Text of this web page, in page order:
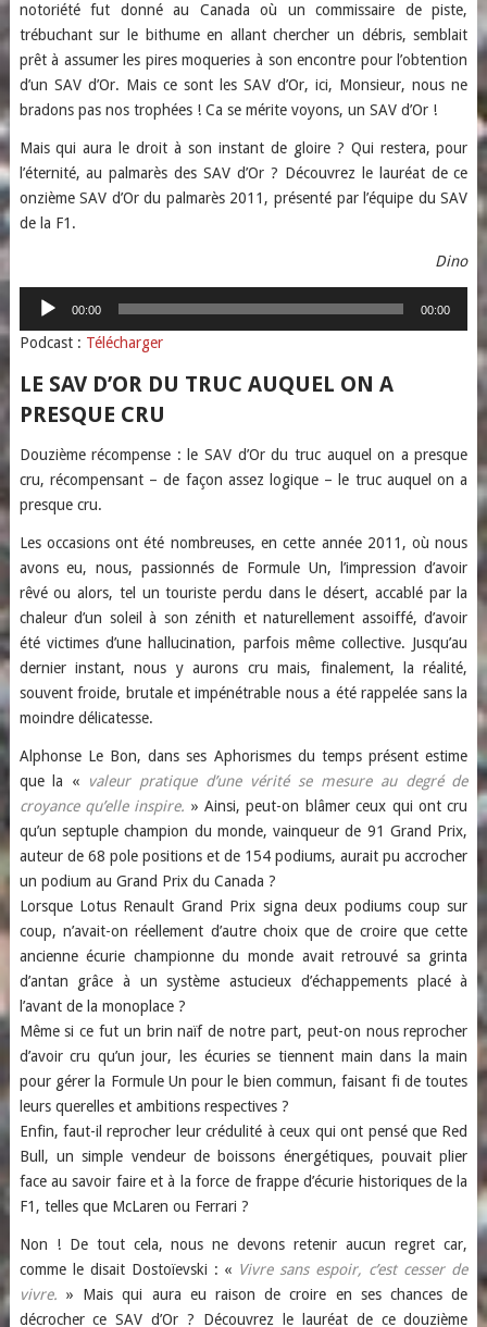
notoriété fut donné au Canada où un commissaire de piste,
trébuchant sur le bithume en allant chercher un débris, semblait
prêt à assumer les pires moqueries à son encontre pour l’obtention
d’un SAV d’Or. Mais ce sont les SAV d’Or, ici, Monsieur, nous ne
bradons pas nos trophées ! Ca se mérite voyons, un SAV d’Or !
Mais qui aura le droit à son instant de gloire ? Qui restera, pour
l’éternité, au palmarès des SAV d’Or ? Découvrez le lauréat de ce
onzième SAV d’Or du palmarès 2011, présenté par l’équipe du SAV
de la F1.
Dino
Lecteur
00:00 00:00
Podcast : Télécharger
LE SAV D’OR DU TRUC AUQUEL ON A
PRESQUE CRU
Douzième récompense : le SAV d’Or du truc auquel on a presque
cru, récompensant – de façon assez logique – le truc auquel on a
presque cru.
Les occasions ont été nombreuses, en cette année 2011, où nous
avons eu, nous, passionnés de Formule Un, l’impression d’avoir
rêvé ou alors, tel un touriste perdu dans le désert, accablé par la
chaleur d’un soleil à son zénith et naturellement assoiffé, d’avoir
été victimes d’une hallucination, parfois même collective. Jusqu’au
dernier instant, nous y aurons cru mais, finalement, la réalité,
souvent froide, brutale et impénétrable nous a été rappelée sans la
moindre délicatesse.
Alphonse Le Bon, dans ses Aphorismes du temps présent estime
que la «
valeur pratique d’une vérité se mesure au degré de
croyance qu’elle inspire. » Ainsi, peut-on blâmer ceux qui ont cru
qu’un septuple champion du monde, vainqueur de 91 Grand Prix,
auteur de 68 pole positions et de 154 podiums, aurait pu accrocher
un podium au Grand Prix du Canada ?
Lorsque Lotus Renault Grand Prix signa deux podiums coup sur
coup, n’avait-on réellement d’autre choix que de croire que cette
ancienne écurie championne du monde avait retrouvé sa grinta
d’antan grâce à un système astucieux d’échappements placé à
l’avant de la monoplace ?
Même si ce fut un brin naïf de notre part, peut-on nous reprocher
d’avoir cru qu’un jour, les écuries se tiennent main dans la main
pour gérer la Formule Un pour le bien commun, faisant fi de toutes
leurs querelles et ambitions respectives ?
Enfin, faut-il reprocher leur crédulité à ceux qui ont pensé que Red
Bull, un simple vendeur de boissons énergétiques, pouvait plier
face au savoir faire et à la force de frappe d’écurie historiques de la
F1, telles que McLaren ou Ferrari ?
Non ! De tout cela, nous ne devons retenir aucun regret car,
comme le disait Dostoïevski : « Vivre sans espoir, c’est cesser de
vivre. » Mais qui aura eu raison de croire en ses chances de
décrocher ce SAV d’Or ? Découvrez le lauréat de ce douzième